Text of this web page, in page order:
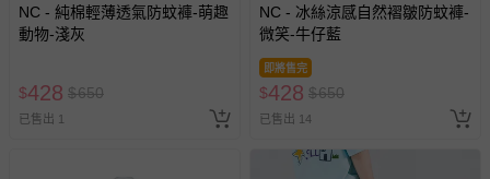
NC - 純棉輕薄透氣防蚊褲-萌趣
動物-淺灰
$428 $650
已售出 1
NC - 冰絲涼感自然褶皺防蚊褲-
微笑-牛仔藍
即將售完
$428 $650
已售出 14